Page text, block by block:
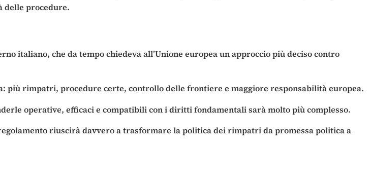
delle procedure.
italiano, che da tempo chiedeva all’Unione europea un approccio più deciso contro
più rimpatri, procedure certe, controllo delle frontiere e maggiore responsabilità europea.
operative, efficaci e compatibili con i diritti fondamentali sarà molto più complesso.
riuscirà davvero a trasformare la politica dei rimpatri da promessa politica a